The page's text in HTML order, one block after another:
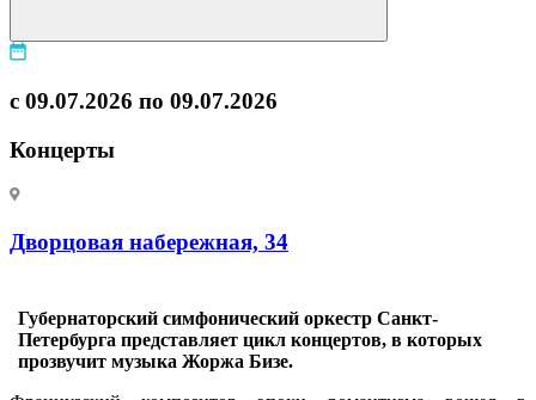
с 09.07.2026 по 09.07.2026
Концерты
Дворцовая набережная, 34
Губернаторский симфонический оркестр Санкт-
Петербурга представляет цикл концертов, в которых
прозвучит музыка Жоржа Бизе.